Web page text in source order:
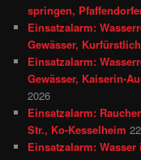
springen,
Einsatzalarm:
Gewässer,
Einsatzalarm:
Gewässer, Kaiserin-
2026
Einsatzalarm:
Str., Ko-Kesselheim
Einsatzalarm: